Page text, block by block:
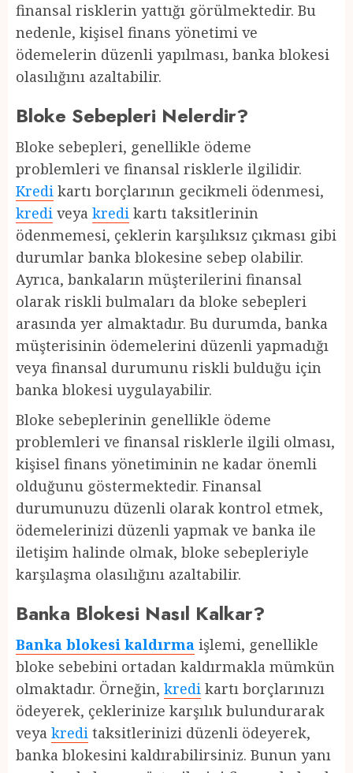
finansal risklerin yattığı görülmektedir. Bu
nedenle, kişisel finans yönetimi ve
ödemelerin düzenli yapılması, banka blokesi
olasılığını azaltabilir.
Bloke Sebepleri Nelerdir?
Bloke sebepleri, genellikle ödeme
problemleri ve finansal risklerle ilgilidir.
Kredi kartı borçlarının gecikmeli ödenmesi,
kredi veya kredi kartı taksitlerinin
ödenmemesi, çeklerin karşılıksız çıkması gibi
durumlar banka blokesine sebep olabilir.
Ayrıca, bankaların müşterilerini finansal
olarak riskli bulmaları da bloke sebepleri
arasında yer almaktadır. Bu durumda, banka
müşterisinin ödemelerini düzenli yapmadığı
veya finansal durumunu riskli bulduğu için
banka blokesi uygulayabilir.
Bloke sebeplerinin genellikle ödeme
problemleri ve finansal risklerle ilgili olması,
kişisel finans yönetiminin ne kadar önemli
olduğunu göstermektedir. Finansal
durumunuzu düzenli olarak kontrol etmek,
ödemelerinizi düzenli yapmak ve banka ile
iletişim halinde olmak, bloke sebepleriyle
karşılaşma olasılığını azaltabilir.
Banka Blokesi Nasıl Kalkar?
Banka blokesi kaldırma işlemi, genellikle
bloke sebebini ortadan kaldırmakla mümkün
olmaktadır. Örneğin, kredi kartı borçlarınızı
ödeyerek, çeklerinize karşılık bulundurarak
veya kredi taksitlerinizi düzenli ödeyerek,
banka blokesini kaldırabilirsiniz. Bunun yanı